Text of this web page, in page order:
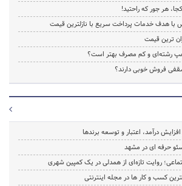
هر جور که راحتید!
با هدف خدمات پرداخت سریع با نازلترین قیمت
ترین قیمت
رشته‌ای و کم مصرف بهتر است؟
فروش خوبی دارند؟
درآمد، اعتبار و توسعه برندها
حرفه ای در مشهد
روایت تازه‌ای از همدلی در یک کمپین شهری
کسب و کار ها در مجله اینترنتی